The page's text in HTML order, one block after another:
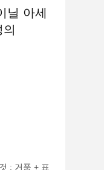
닐 아세
: 거품 + 표